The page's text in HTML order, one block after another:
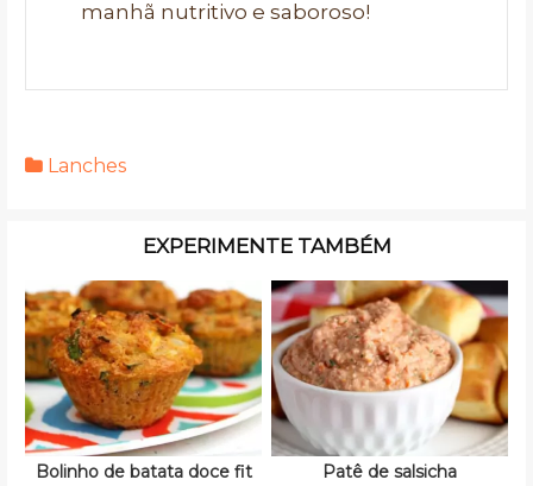
manhã nutritivo e saboroso!
Lanches
EXPERIMENTE TAMBÉM
Bolinho de batata doce fit Patê de salsicha